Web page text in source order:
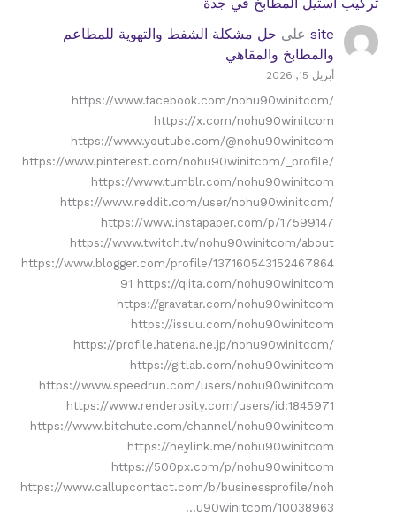
تركيب استيل المطابخ في جدة
site على حل مشكلة الشفط والتهوية للمطاعم
والمطابخ والمقاهي
أبريل 15, 2026
https://www.facebook.com/nohu90winitcom/
https://x.com/nohu90winitcom
https://www.youtube.com/@nohu90winitcom
https://www.pinterest.com/nohu90winitcom/_profile/
https://www.tumblr.com/nohu90winitcom
https://www.reddit.com/user/nohu90winitcom/
https://www.instapaper.com/p/17599147
https://www.twitch.tv/nohu90winitcom/about
https://www.blogger.com/profile/137160543152467864
91 https://qiita.com/nohu90winitcom
https://gravatar.com/nohu90winitcom
https://issuu.com/nohu90winitcom
https://profile.hatena.ne.jp/nohu90winitcom/
https://gitlab.com/nohu90winitcom
https://www.speedrun.com/users/nohu90winitcom
https://www.renderosity.com/users/id:1845971
https://www.bitchute.com/channel/nohu90winitcom
https://heylink.me/nohu90winitcom
https://500px.com/p/nohu90winitcom
https://www.callupcontact.com/b/businessprofile/noh
u90winitcom/10038963…